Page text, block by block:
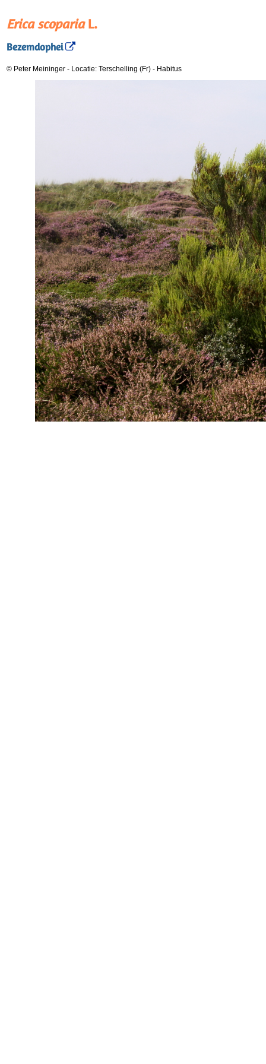
Erica scopariaL.
Bezemdophei
© Peter Meininger - Locatie: Terschelling (Fr) - Habitus